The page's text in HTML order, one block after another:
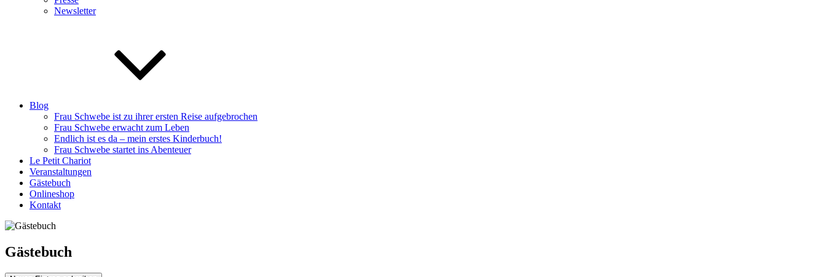
Newsletter
Blog
Frau Schwebe ist zu ihrer ersten Reise aufgebrochen
Frau Schwebe erwacht zum Leben
Endlich ist es da – mein erstes Kinderbuch!
Frau Schwebe startet ins Abenteuer
Le Petit Chariot
Veranstaltungen
Gästebuch
Onlineshop
Kontakt
Gästebuch